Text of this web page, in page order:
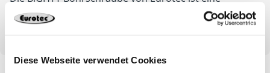
Diese Webseite verwendet Cookies
vielseitig einsetzbare Sechskantschraube und mit einer
Bohrleistung von 3, 5 und 12 mm erhältlich.